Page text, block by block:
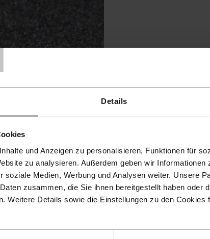
Details
und Anzeigen zu personalisieren, Funktionen für
zu analysieren. Außerdem geben wir Informationen
soziale Medien, Werbung und Analysen weiter. Unsere
zusammen, die Sie ihnen bereitgestellt haben oder
Weitere Details sowie die Einstellungen zu den Cookies